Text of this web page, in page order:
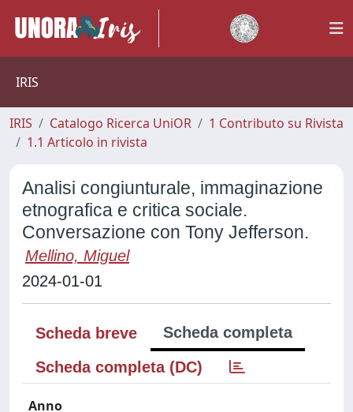
IRIS
IRIS Catalogo Ricerca UniOR
1 Contributo su Rivista
1.1 Articolo in rivista
Analisi congiunturale, immaginazione
etnografica e critica sociale.
Conversazione con Tony Jefferson.
Mellino, Miguel
2024-01-01
Scheda breve
Scheda completa
Scheda completa (DC)
Anno